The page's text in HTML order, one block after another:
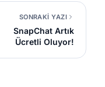
SONRAKİ YAZI
SnapChat Artık
Ücretli Oluyor!